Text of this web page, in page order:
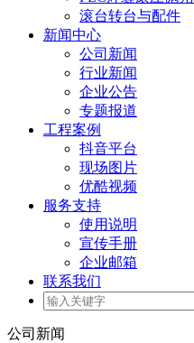
滚台转台与配件
新闻中心
公司新闻
行业新闻
企业公告
专题报道
工程案例
抖音平台
现场图片
优酷视频
服务支持
使用说明
宣传手册
企业邮箱
联系我们
公司新闻